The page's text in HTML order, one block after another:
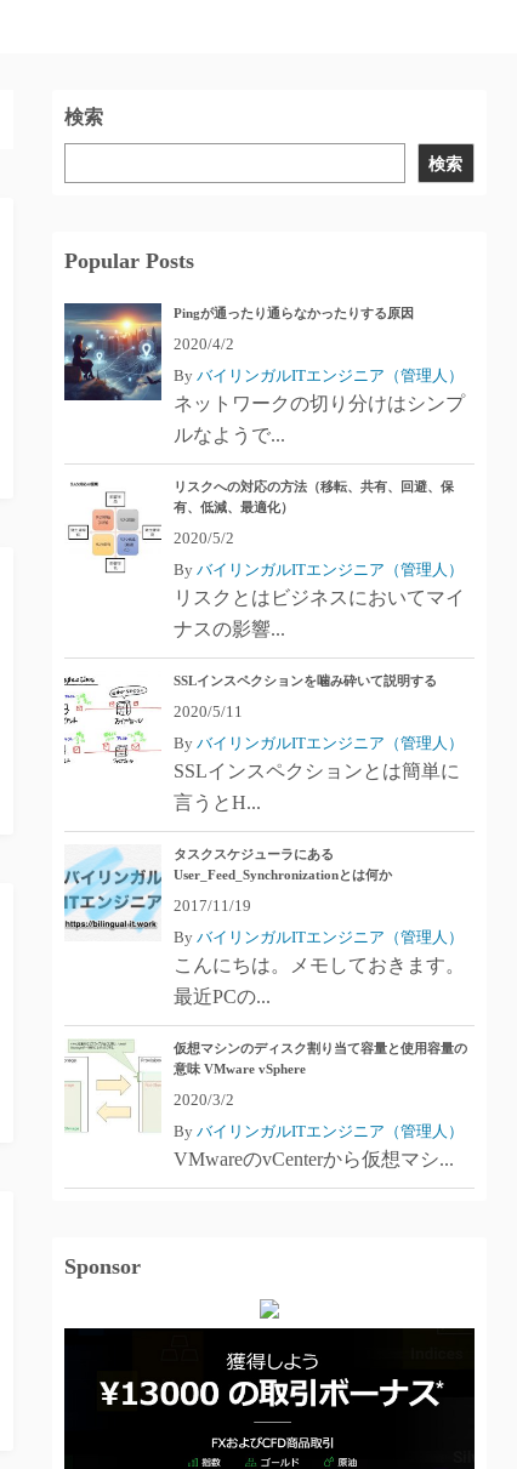
検索
検索
Popular Posts
Pingが通ったり通らなかったりする原因
2020/4/2
By バイリンガルITエンジニア（管理人）
ネットワークの切り分けはシンプ
ルなようで...
リスクへの対応の方法（移転、共有、回避、保
有、低減、最適化）
2020/5/2
By バイリンガルITエンジニア（管理人）
リスクとはビジネスにおいてマイ
ナスの影響...
SSLインスペクションを噛み砕いて説明する
2020/5/11
By バイリンガルITエンジニア（管理人）
SSLインスペクションとは簡単に
言うとH...
タスクスケジューラにある
User_Feed_Synchronizationとは何か
2017/11/19
By バイリンガルITエンジニア（管理人）
こんにちは。メモしておきます。
最近PCの...
仮想マシンのディスク割り当て容量と使用容量の
意味 VMware vSphere
2020/3/2
By バイリンガルITエンジニア（管理人）
VMwareのvCenterから仮想マシ...
Sponsor